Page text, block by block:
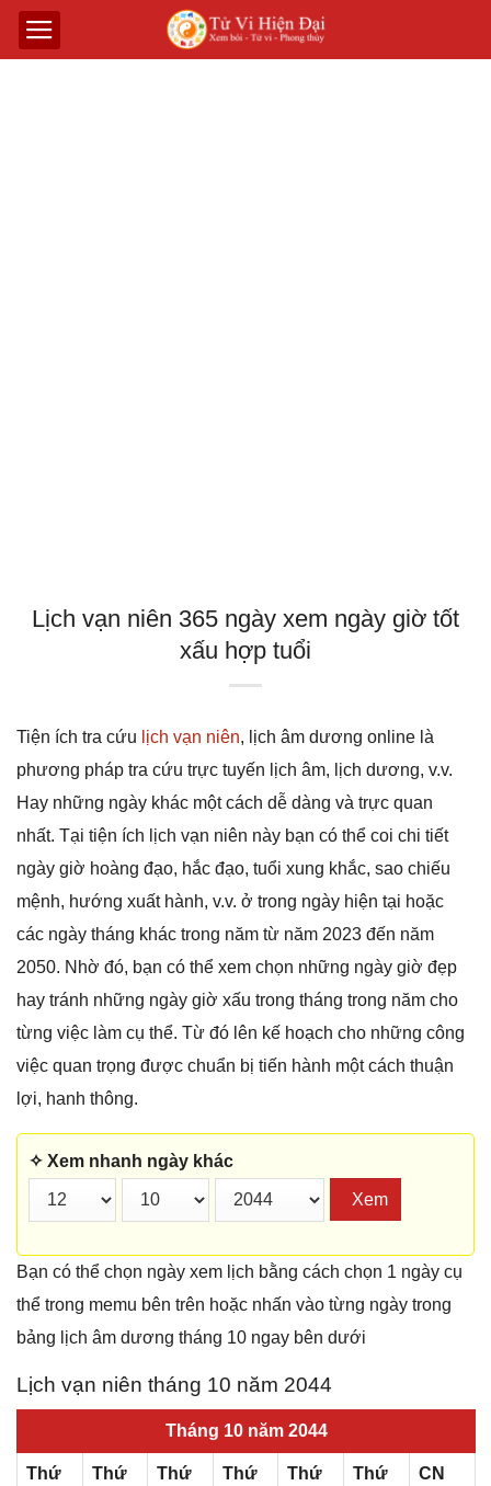
Lịch vạn niên 365 ngày xem ngày giờ tốt
xấu hợp tuổi
Tiện ích tra cứu lịch vạn niên, lịch âm dương online là
phương pháp tra cứu trực tuyến lịch âm, lịch dương, v.v.
Hay những ngày khác một cách dễ dàng và trực quan
nhất. Tại tiện ích lịch vạn niên này bạn có thể coi chi tiết
ngày giờ hoàng đạo, hắc đạo, tuổi xung khắc, sao chiếu
mệnh, hướng xuất hành, v.v. ở trong ngày hiện tại hoặc
các ngày tháng khác trong năm từ năm 2023 đến năm
2050. Nhờ đó, bạn có thể xem chọn những ngày giờ đẹp
hay tránh những ngày giờ xấu trong tháng trong năm cho
từng việc làm cụ thể. Từ đó lên kế hoạch cho những công
việc quan trọng được chuẩn bị tiến hành một cách thuận
lợi, hanh thông.
✧ Xem nhanh ngày khác
Xem
Bạn có thể chọn ngày xem lịch bằng cách chọn 1 ngày cụ
thể trong memu bên trên hoặc nhấn vào từng ngày trong
bảng lịch âm dương tháng 10 ngay bên dưới
Lịch vạn niên tháng 10 năm 2044
Tháng 10 năm 2044
Thứ
Thứ
Thứ
Thứ
Thứ
Thứ
CN